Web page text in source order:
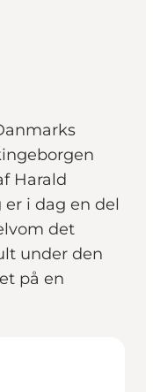
Harald
i dag en del
det
under den
på en